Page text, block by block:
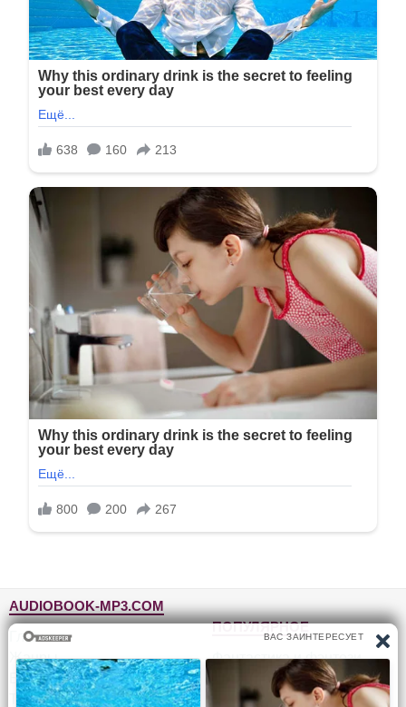
AUDIOBOOK-MP3.COM
Главная
Жанры
Блог
Топ-100
ПОПУЛЯРНОЕ
Фантастика и фэнтези
Детективы, триллеры
Для детей